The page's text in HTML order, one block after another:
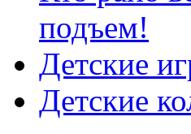
подъем!
Детские
Детские